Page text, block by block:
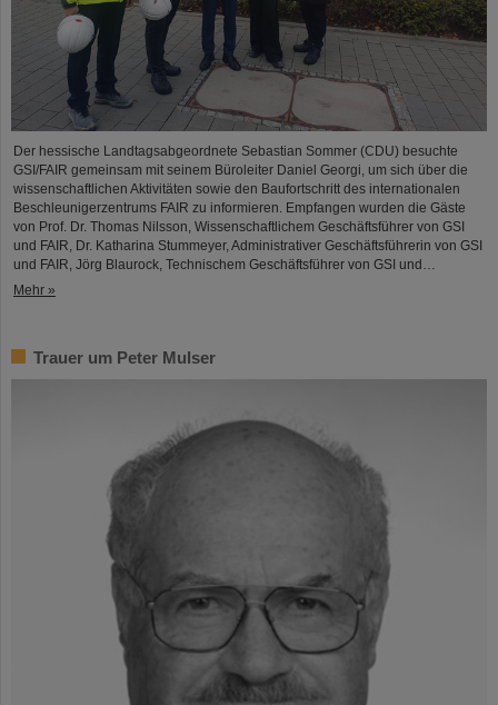
Der hessische Landtagsabgeordnete Sebastian Sommer (CDU) besuchte
GSI/FAIR gemeinsam mit seinem Büroleiter Daniel Georgi, um sich über die
wissenschaftlichen Aktivitäten sowie den Baufortschritt des internationalen
Beschleunigerzentrums FAIR zu informieren. Empfangen wurden die Gäste
von Prof. Dr. Thomas Nilsson, Wissenschaftlichem Geschäftsführer von GSI
und FAIR, Dr. Katharina Stummeyer, Administrativer Geschäftsführerin von GSI
und FAIR, Jörg Blaurock, Technischem Geschäftsführer von GSI und…
Mehr »
Trauer um Peter Mulser